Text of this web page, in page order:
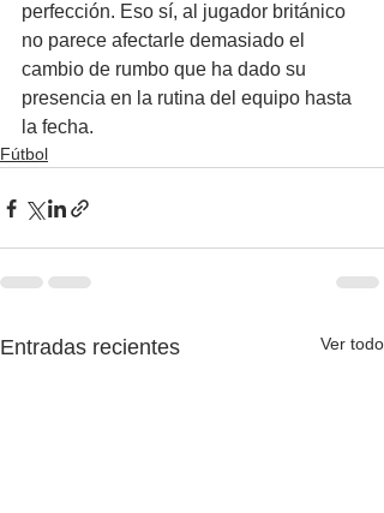
perfección. Eso sí, al jugador británico
no parece afectarle demasiado el
cambio de rumbo que ha dado su
presencia en la rutina del equipo hasta
la fecha.
Fútbol
Entradas recientes Ver todo